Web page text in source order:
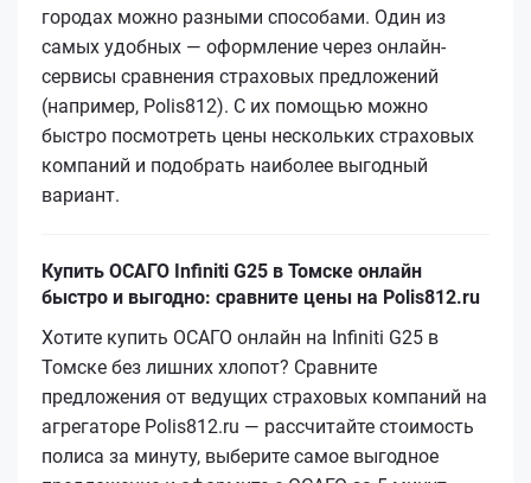
городах можно разными способами. Один из
самых удобных — оформление через онлайн-
сервисы сравнения страховых предложений
(например, Polis812). С их помощью можно
быстро посмотреть цены нескольких страховых
компаний и подобрать наиболее выгодный
вариант.
Купить ОСАГО Infiniti G25 в Томске онлайн
быстро и выгодно: сравните цены на Polis812.ru
Хотите купить ОСАГО онлайн на Infiniti G25 в
Томске без лишних хлопот? Сравните
предложения от ведущих страховых компаний на
агрегаторе Polis812.ru — рассчитайте стоимость
полиса за минуту, выберите самое выгодное